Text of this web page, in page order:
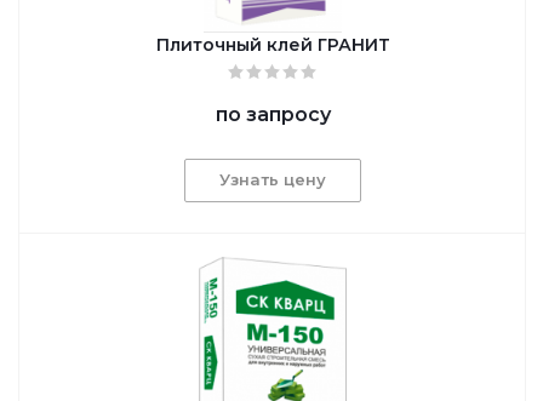
Плиточный клей ГРАНИТ
по запросу
Узнать цену